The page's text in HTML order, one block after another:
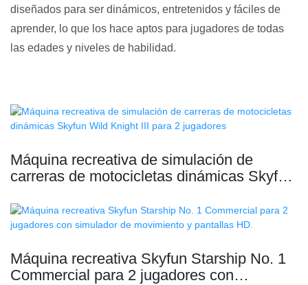
diseñados para ser dinámicos, entretenidos y fáciles de
aprender, lo que los hace aptos para jugadores de todas
las edades y niveles de habilidad.
Máquina recreativa de simulación de
carreras de motocicletas dinámicas Skyfun
Máquina recreativa Skyfun Starship No. 1
Commercial para 2 jugadores con